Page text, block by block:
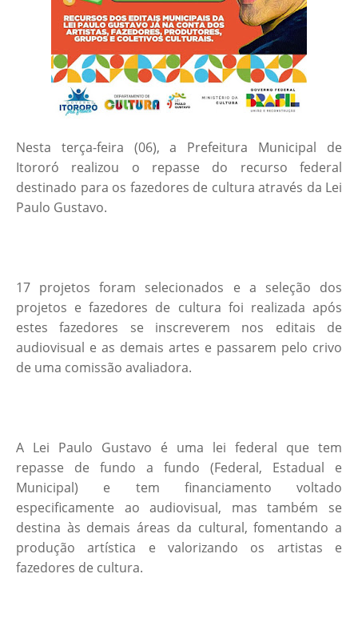
Nesta terça-feira (06), a Prefeitura Municipal de
Itororó realizou o repasse do recurso federal
destinado para os fazedores de cultura através da Lei
Paulo Gustavo.
17 projetos foram selecionados e a seleção dos
projetos e fazedores de cultura foi realizada após
estes fazedores se inscreverem nos editais de
audiovisual e as demais artes e passarem pelo crivo
de uma comissão avaliadora.
A Lei Paulo Gustavo é uma lei federal que tem
repasse de fundo a fundo (Federal, Estadual e
Municipal) e tem financiamento voltado
especificamente ao audiovisual, mas também se
destina às demais áreas da cultural, fomentando a
produção artística e valorizando os artistas e
fazedores de cultura.